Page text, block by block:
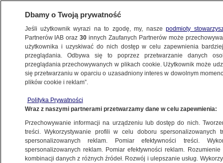
BIZNES
TECH
i jachtami. Nowi milionerzy mają inne
priorytety
Oprac.Jan Sowa
8.07.2026, 19:07
Dbamy o Twoją prywatność
Jeśli użytkownik wyrazi na to zgodę, my, naszepodmioty
Partnerów IAB oraz30 innych Zaufanych Partnerów może
użytkownika i uzyskiwać do nich dostęp w celu zapewnienia
przeglądania. Odbywa się to poprzez przetwarzanie danych
przeglądania przechowywanych w plikach cookie. Użytkownik może
się przetwarzaniu w oparciu o uzasadniony interes w dowolnym
plików cookie i reklam”.
Polityka Prywatności
Wraz z naszymi partnerami przetwarzamy dane w celu zapewnienia:
Przechowywanie informacji na urządzeniu lub dostęp do nich.
treści. Wykorzystywanie profili w celu doboru spersonalizowanych
spersonalizowanych reklam. Pomiar efektywności treści.
spersonalizowanych reklam. Pomiar efektywności reklam.
kombinacji danych z różnych źródeł. Rozwój i ulepszanie usług.